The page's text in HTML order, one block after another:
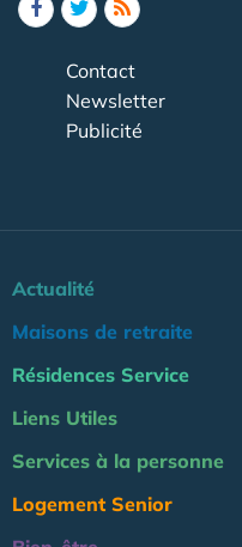
Contact
Newsletter
Publicité
Actualité
Maisons de retraite
Résidences Service
Liens Utiles
Services à la personne
Logement Senior